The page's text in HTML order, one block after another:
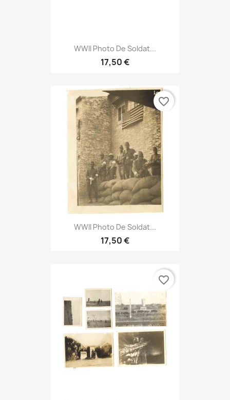
WWII Photo De Soldat...
17,50 €
WWII Photo De Soldat...
17,50 €
favorite_border
favorite_border